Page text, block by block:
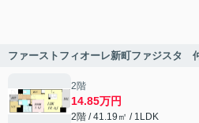
ファーストフィオーレ新町ファジスタ
2階
14.85万円
2階 / 41.19㎡ / 1LDK